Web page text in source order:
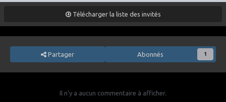
Télécharger la liste des invités
Partager Abonnés 1
Il n’y a aucun commentaire à afficher.